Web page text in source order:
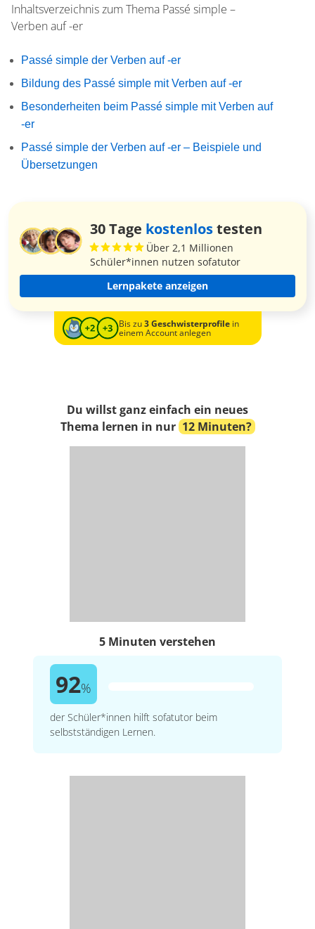
Inhaltsverzeichnis zum Thema Passé simple –
Verben auf -er
Passé simple der Verben auf -er
Bildung des Passé simple mit Verben auf -er
Besonderheiten beim Passé simple mit Verben auf
-er
Passé simple der Verben auf -er – Beispiele und
Übersetzungen
30 Tage kostenlostesten
Über 2,1 Millionen
Schüler*innen nutzen sofatutor
Lernpakete anzeigen
Bis zu3 Geschwisterprofilein
einem Account anlegen
Du willst ganz einfach ein neues
Thema lernen in nur 12 Minuten?
5 Minuten verstehen
92%
der Schüler*innen hilft sofatutor beim
selbstständigen Lernen.